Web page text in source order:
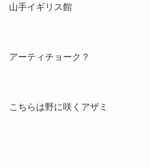
山手イギリス館
アーティチョーク？
こちらは野に咲くアザミ